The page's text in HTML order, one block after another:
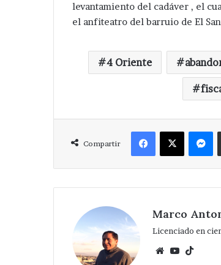
levantamiento del cadáver , el
el anfiteatro del barruio de El
4 Oriente
Compartir
Facebook
X
Marco
Licenciado en
WebsiteYouTube